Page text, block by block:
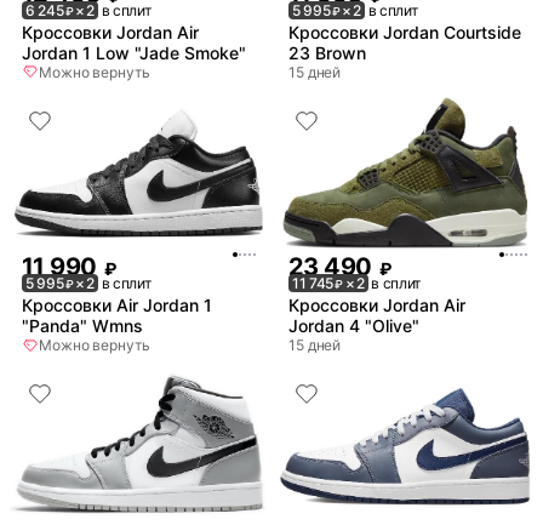
6 245₽× 2 в сплит
Кроссовки Jordan Air
Jordan 1 Low "Jade Smoke"
Можно вернуть
5 995₽× 2 в сплит
Кроссовки Jordan Courtside
23 Brown
15 дней
11 990 ₽
5 995₽× 2 в сплит
Кроссовки Air Jordan 1
"Panda" Wmns
Можно вернуть
23 490 ₽
11 745₽ × 2 в сплит
Кроссовки Jordan Air
Jordan 4 "Olive"
15 дней